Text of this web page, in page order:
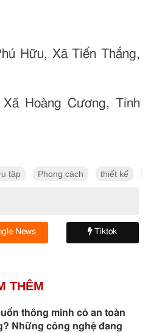
Hữu, Xã Tiến Thắng,
Hoàng Cương, Tỉnh
tập Phong cách thiết kế
News Tiktok
THÊM
thông minh có an toàn
Những công nghệ đang